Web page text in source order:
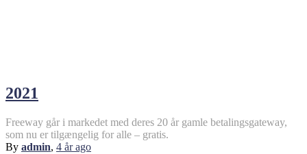
2021
Freeway går i markedet med deres 20 år gamle betalingsgateway,
som nu er tilgængelig for alle – gratis.
By admin, 4 årago